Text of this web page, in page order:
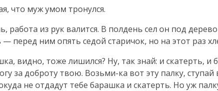
что муж умом тронулся.
из рук валится. В полдень сел он под
перед ним опять седой старичок, но на этот раз
видно, тоже лишился? Ну, так знай: и скатерть, и
за доброту твою. Возьми-ка вот эту палку, ступай
не отдадут тебе барашка и скатерть. Но уж